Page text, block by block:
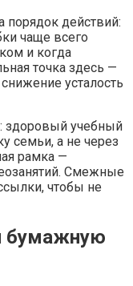
порядок действий:
чаще всего
и когда
точка здесь —
усталость
здоровый учебный
семьи, а не через
рамка —
Смежные
чтобы не
бумажную